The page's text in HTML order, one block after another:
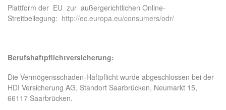
Plattform der EU zur außergerichtlichen Online-
Streitbeilegung: http://ec.europa.eu/consumers/odr/
Berufshaftpflichtversicherung:
Die Vermögensschaden-Haftpflicht wurde abgeschlossen bei der
HDI Versicherung AG, Standort Saarbrücken, Neumarkt 15,
66117 Saarbrücken.